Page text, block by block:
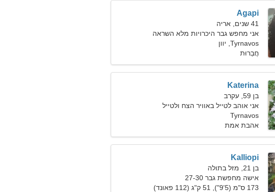
Agapi
41 שנים, אריה
אני מחפש גבר היכרויות מלא השראה
Tyrnavos, יוון
חֲבֵרוּת
Katerina
בן 59, עקרב
אני אוהב לטייל באוויר הצח ולטייל
Tyrnavos
אהבת אמת
Kalliopi
בן 21, מזל בתולה
אישה מחפשת גבר 27-30
173 ס"מ (5'9"), 51 ק"ג (112 פאונד)